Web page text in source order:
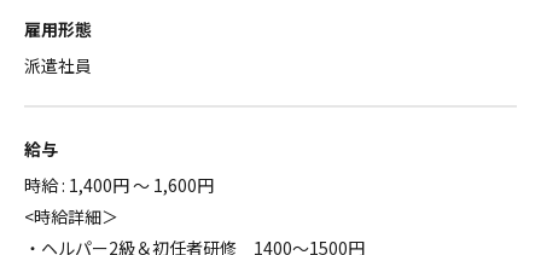
雇用形態
派遣社員
給与
時給 : 1,400円 ～ 1,600円
<時給詳細＞
・ヘルパー2級＆初任者研修 1400～1500円